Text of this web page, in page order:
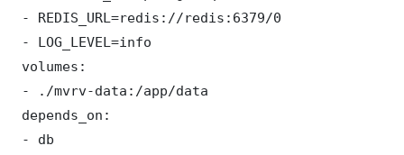
- REDIS_URL=redis://redis:6379/0
- LOG_LEVEL=info
volumes:
- ./mvrv-data:/app/data
depends_on:
- db